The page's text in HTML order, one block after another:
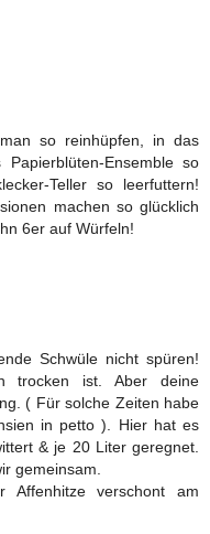
so reinhüpfen, in das
Ensemble so
Teller so leerfuttern!
machen so glücklich
6er auf Würfeln!
Schwüle nicht spüren!
trocken ist. Aber deine
( Für solche Zeiten habe
in petto ). Hier hat es
& je 20 Liter geregnet.
gemeinsam.
Affenhitze verschont am